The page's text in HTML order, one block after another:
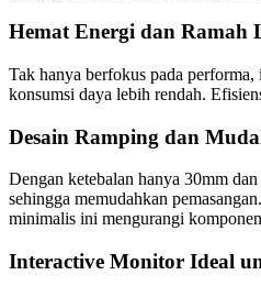
Hemat Energi dan Ramah
Tak hanya berfokus pada
konsumsi daya lebih rendah.
Desain Ramping dan
Dengan ketebalan hanya 30mm
sehingga memudahkan
minimalis ini mengurangi
Interactive Monitor Ideal